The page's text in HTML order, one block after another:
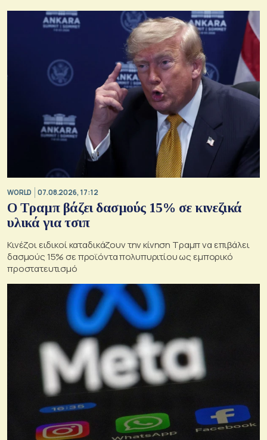
WORLD 07.08.2026, 17:12
Ο Τραμπ βάζει δασμούς 15% σε κινεζικά
υλικά για τσιπ
Κινέζοι ειδικοί καταδικάζουν την κίνηση Τραμπ να επιβάλει
δασμούς 15% σε προϊόντα πολυπυριτίου ως εμπορικό
προστατευτισμό